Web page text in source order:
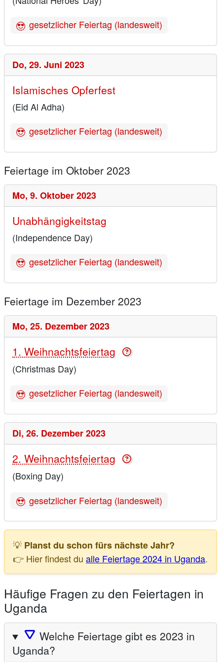
gesetzlicher Feiertag (landesweit)
Do, 29. Juni 2023
Islamisches Opferfest
(Eid Al Adha)
gesetzlicher Feiertag (landesweit)
Feiertage im Oktober 2023
Mo, 9. Oktober 2023
Unabhängigkeitstag
(Independence Day)
gesetzlicher Feiertag (landesweit)
Feiertage im Dezember 2023
Mo, 25. Dezember 2023
1. Weihnachtsfeiertag
(Christmas Day)
gesetzlicher Feiertag (landesweit)
Di, 26. Dezember 2023
2. Weihnachtsfeiertag
(Boxing Day)
gesetzlicher Feiertag (landesweit)
💡 Planst du schon fürs nächste Jahr?
👉 Hier findest du alle Feiertage 2024 in Uganda.
Häufige Fragen zu den Feiertagen in
Uganda
🛆 Welche Feiertage gibt es 2023 in
Uganda?